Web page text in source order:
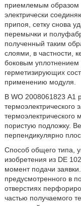
приемлемым образом
электрически
припоя, сетку снова
перемычки и
полученный таким
слоями, в частности,
боковым
герметизирующих
применению модуля.
В WO 2008061823 A1
термоэлектрического
термоэлектрического
пористую подложку.
перпендикулярно
Способ общего типа,
изобретения из DE
момент подачи
предусмотренного в
отверстиях
частью получаемого